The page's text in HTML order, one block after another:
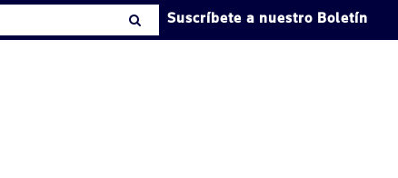
Suscríbete a nuestro Boletín